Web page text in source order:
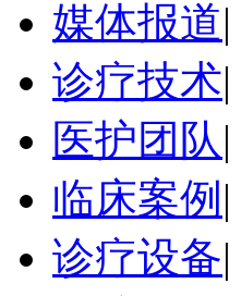
媒体报道|
诊疗技术|
医护团队|
临床案例 |
诊疗设备|